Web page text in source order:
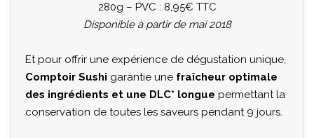
280g – PVC : 8,95€ TTC
Disponible à partir de mai 2018
Et pour offrir une expérience de dégustation unique,
Comptoir Sushi garantie une fraîcheur optimale
des ingrédients et une DLC* longue permettant la
conservation de toutes les saveurs pendant 9 jours.